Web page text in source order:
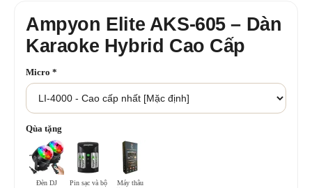
Ampyon Elite AKS-605 – Dàn
Karaoke Hybrid Cao Cấp
Micro *
Qùa tặng
Đèn DJ
Pin sạc và bộ
Máy thâu